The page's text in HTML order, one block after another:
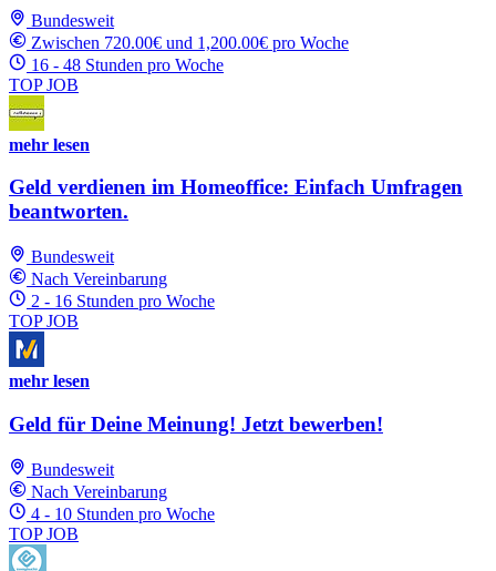
Bundesweit
Zwischen 720.00€ und 1,200.00€ pro Woche
16 - 48 Stunden pro Woche
TOP JOB
mehr lesen
Geld verdienen im Homeoffice: Einfach Umfragen
beantworten.
Bundesweit
Nach Vereinbarung
2 - 16 Stunden pro Woche
TOP JOB
mehr lesen
Geld für Deine Meinung! Jetzt bewerben!
Bundesweit
Nach Vereinbarung
4 - 10 Stunden pro Woche
TOP JOB